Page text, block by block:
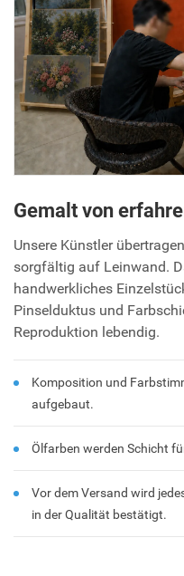
Gemalt von
Unsere Künstler
sorgfältig auf Leinwand.
handwerkliches
Pinselduktus und
Reproduktion lebendig.
Komposition und
aufgebaut.
Ölfarben werden Schicht
Vor dem Versand wird
in der Qualität bestätigt.